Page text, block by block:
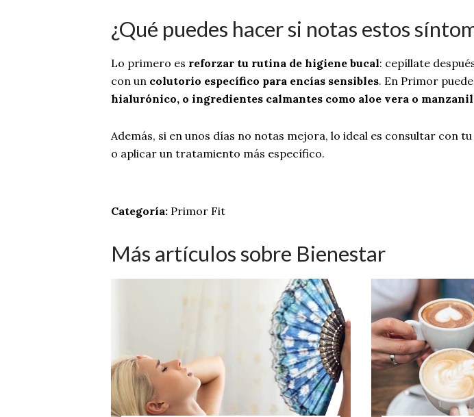
¿Qué puedes hacer si notas estos
Lo primero es reforzar tu rutina de higiene bucal: cepíllate
con un colutorio específico para encías sensibles. En Primor
hialurónico, o ingredientes calmantes como aloe vera o
Además, si en unos días no notas mejora, lo ideal es consultar con
o aplicar un tratamiento más específico.
Categoría: Primor Fit
Más artículos sobre Bienestar